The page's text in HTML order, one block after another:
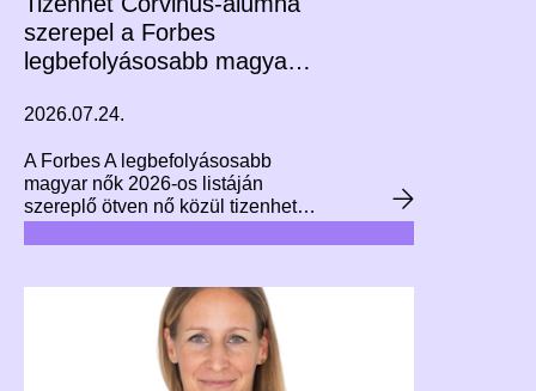
szerepel a Forbes
legbefolyásosabb magyar
2026.07.24.
A Forbes A legbefolyásosabb
magyar nők 2026-os listáján
szereplő ötven nő közül tizenheten
lista első és harmadik helyén álló
külügyminiszter és Lannert Judit
oktatási és gyermekügyi miniszter.